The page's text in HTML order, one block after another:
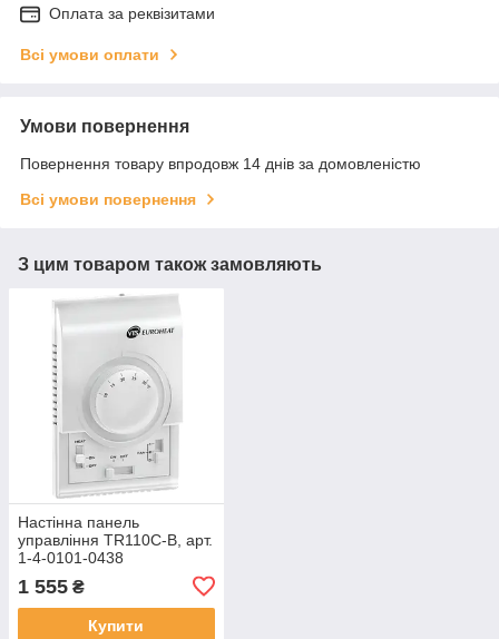
Оплата за реквізитами
Всі умови оплати
Умови повернення
Повернення товару впродовж 14 днів за домовленістю
Всі умови повернення
З цим товаром також замовляють
Настінна панель
управління TR110C-B, арт.
1-4-0101-0438
1 555 ₴
Купити